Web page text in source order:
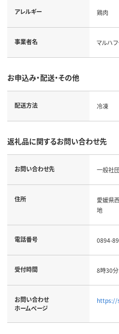
アレルギー 鶏肉
事業者名 マルハ
お申込み・配送・その他
配送方法 冷凍
返礼品に関するお問い合わせ先
お問い合わせ先 一般社
住所
愛媛県
地
電話番号 0894-
受付時間 8時30
お問い合わせ
ホームページ
https://